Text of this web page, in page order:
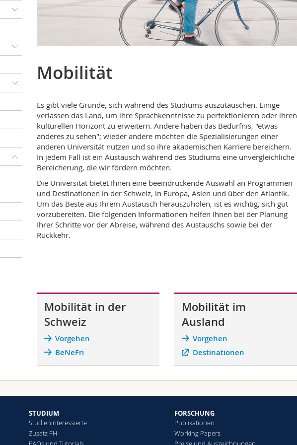
Mobilität
Es gibt viele Gründe, sich während des Studiums auszutauschen. Einige
verlassen das Land, um ihre Sprachkenntnisse zu perfektionieren oder ihren
kulturellen Horizont zu erweitern. Andere haben das Bedürfnis, "etwas
anderes zu sehen"; wieder andere möchten die Spezialisierungen einer
anderen Universität nutzen und so ihre akademischen Karriere bereichern.
In jedem Fall ist ein Austausch während des Studiums eine unvergleichliche
Bereicherung, die wir fördern möchten.
Die Universität bietet Ihnen eine beeindruckende Auswahl an Programmen
und Destinationen in der Schweiz, in Europa, Asien und über den Atlantik.
Um das Beste aus Ihrem Austausch herauszuholen, ist es wichtig, sich gut
vorzubereiten. Die folgenden Informationen helfen Ihnen bei der Planung
Ihrer Schritte vor der Abreise, während des Austauschs sowie bei der
Rückkehr.
Mobilität in der
Schweiz
Vorgehen
BeNeFri
Mobilität im
Ausland
Vorgehen
Destinationen
STUDIUM
Studieninteressierte
Zusatz FH
FORSCHUNG
Publikationen
Working Papers